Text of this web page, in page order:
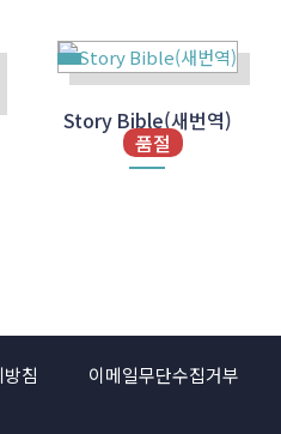
Story Bible(새번역)
품절
침 이메일무단수집거부